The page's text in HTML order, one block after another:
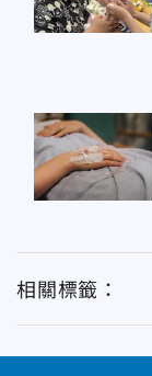
相關標籤：